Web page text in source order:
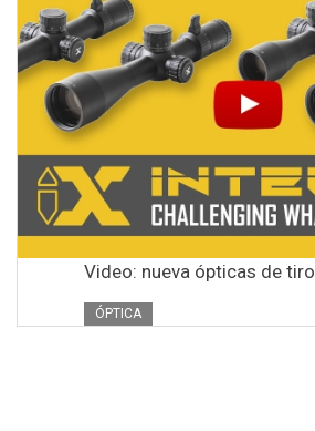
Video: nueva ópticas de tiro
ÓPTICA